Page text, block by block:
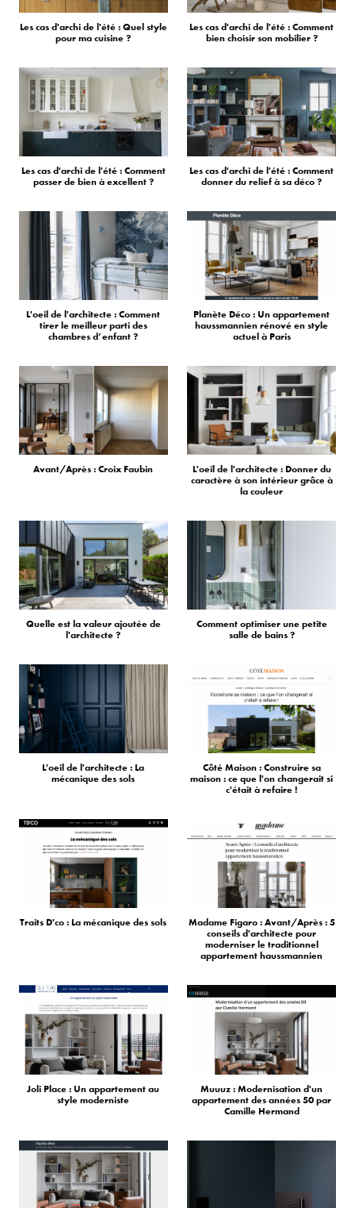
Les cas d'archi de l'été : Quel style
pour ma cuisine ?
Les cas d'archi de l'été : Comment
bien choisir son mobilier ?
Les cas d'archi de l'été : Comment
passer de bien à excellent ?
Les cas d'archi de l'été : Comment
donner du relief à sa déco ?
L'oeil de l'architecte : Comment
tirer le meilleur parti des
chambres d’enfant ?
Planète Déco : Un appartement
haussmannien rénové en style
actuel à Paris
Avant/Après : Croix Faubin
L'oeil de l'architecte : Donner du
caractère à son intérieur grâce à
la couleur
Quelle est la valeur ajoutée de
l'architecte ?
Comment optimiser une petite
salle de bains ?
L'oeil de l'architecte : La
mécanique des sols
Côté Maison : Construire sa
maison : ce que l'on changerait si
c'était à refaire !
Traits D'co : La mécanique des sols
Madame Figaro : Avant/Après : 5
conseils d'architecte pour
moderniser le traditionnel
appartement haussmannien
Joli Place : Un appartement au
style moderniste
Muuuz : Modernisation d'un
appartement des années 50 par
Camille Hermand